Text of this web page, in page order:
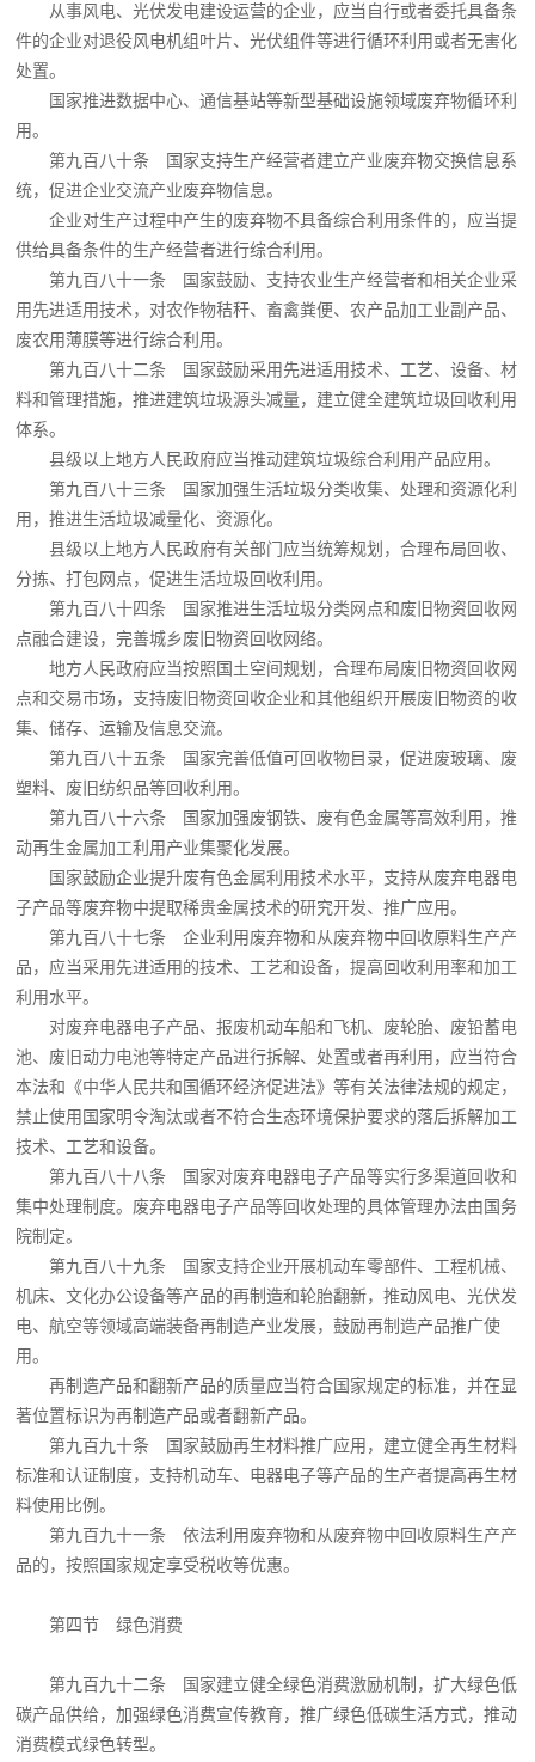
从事风电、光伏发电建设运营的企业，应当自行或者委托具备条
件的企业对退役风电机组叶片、光伏组件等进行循环利用或者无害化
处置。
国家推进数据中心、通信基站等新型基础设施领域废弃物循环利
用。
第九百八十条 国家支持生产经营者建立产业废弃物交换信息系
统，促进企业交流产业废弃物信息。
企业对生产过程中产生的废弃物不具备综合利用条件的，应当提
供给具备条件的生产经营者进行综合利用。
第九百八十一条 国家鼓励、支持农业生产经营者和相关企业采
用先进适用技术，对农作物秸秆、畜禽粪便、农产品加工业副产品、
废农用薄膜等进行综合利用。
第九百八十二条 国家鼓励采用先进适用技术、工艺、设备、材
料和管理措施，推进建筑垃圾源头减量，建立健全建筑垃圾回收利用
体系。
县级以上地方人民政府应当推动建筑垃圾综合利用产品应用。
第九百八十三条 国家加强生活垃圾分类收集、处理和资源化利
用，推进生活垃圾减量化、资源化。
县级以上地方人民政府有关部门应当统筹规划，合理布局回收、
分拣、打包网点，促进生活垃圾回收利用。
第九百八十四条 国家推进生活垃圾分类网点和废旧物资回收网
点融合建设，完善城乡废旧物资回收网络。
地方人民政府应当按照国土空间规划，合理布局废旧物资回收网
点和交易市场，支持废旧物资回收企业和其他组织开展废旧物资的收
集、储存、运输及信息交流。
第九百八十五条 国家完善低值可回收物目录，促进废玻璃、废
塑料、废旧纺织品等回收利用。
第九百八十六条 国家加强废钢铁、废有色金属等高效利用，推
动再生金属加工利用产业集聚化发展。
国家鼓励企业提升废有色金属利用技术水平，支持从废弃电器电
子产品等废弃物中提取稀贵金属技术的研究开发、推广应用。
第九百八十七条 企业利用废弃物和从废弃物中回收原料生产产
品，应当采用先进适用的技术、工艺和设备，提高回收利用率和加工
利用水平。
对废弃电器电子产品、报废机动车船和飞机、废轮胎、废铅蓄电
池、废旧动力电池等特定产品进行拆解、处置或者再利用，应当符合
本法和《中华人民共和国循环经济促进法》等有关法律法规的规定，
禁止使用国家明令淘汰或者不符合生态环境保护要求的落后拆解加工
技术、工艺和设备。
第九百八十八条 国家对废弃电器电子产品等实行多渠道回收和
集中处理制度。废弃电器电子产品等回收处理的具体管理办法由国务
院制定。
第九百八十九条 国家支持企业开展机动车零部件、工程机械、
机床、文化办公设备等产品的再制造和轮胎翻新，推动风电、光伏发
电、航空等领域高端装备再制造产业发展，鼓励再制造产品推广使
用。
再制造产品和翻新产品的质量应当符合国家规定的标准，并在显
著位置标识为再制造产品或者翻新产品。
第九百九十条 国家鼓励再生材料推广应用，建立健全再生材料
标准和认证制度，支持机动车、电器电子等产品的生产者提高再生材
料使用比例。
第九百九十一条 依法利用废弃物和从废弃物中回收原料生产产
品的，按照国家规定享受税收等优惠。
第四节 绿色消费
第九百九十二条 国家建立健全绿色消费激励机制，扩大绿色低
碳产品供给，加强绿色消费宣传教育，推广绿色低碳生活方式，推动
消费模式绿色转型。